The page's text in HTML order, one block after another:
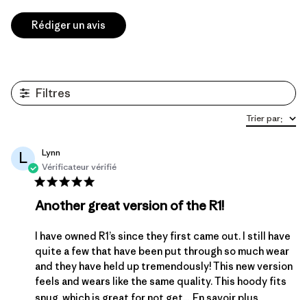
Rédiger un avis
Filtres
Trier par:
L
Lynn
Vérificateur vérifié
Another great version of the R1!
I have owned R1’s since they first came out. I still have
quite a few that have been put through so much wear
and they have held up tremendously! This new version
feels and wears like the same quality. This hoody fits
snug, which is great for not get...
En savoir plus